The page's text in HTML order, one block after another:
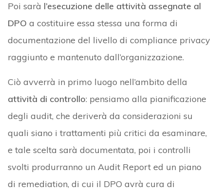
Poi sarà l’esecuzione delle attività assegnate al
DPO a costituire essa stessa una forma di
documentazione del livello di compliance privacy
raggiunto e mantenuto dall’organizzazione.
Ciò avverrà in primo luogo nell’ambito della
attività di controllo: pensiamo alla pianificazione
degli audit, che deriverà da considerazioni su
quali siano i trattamenti più critici da esaminare,
e tale scelta sarà documentata, poi i controlli
svolti produrranno un Audit Report ed un piano
di remediation, di cui il DPO avrà cura di